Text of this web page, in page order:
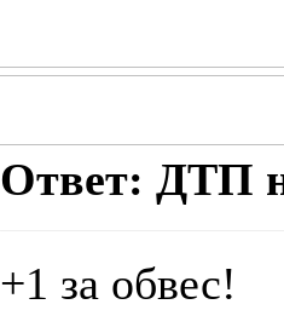
Ответ: ДТП
+1 за обвес!